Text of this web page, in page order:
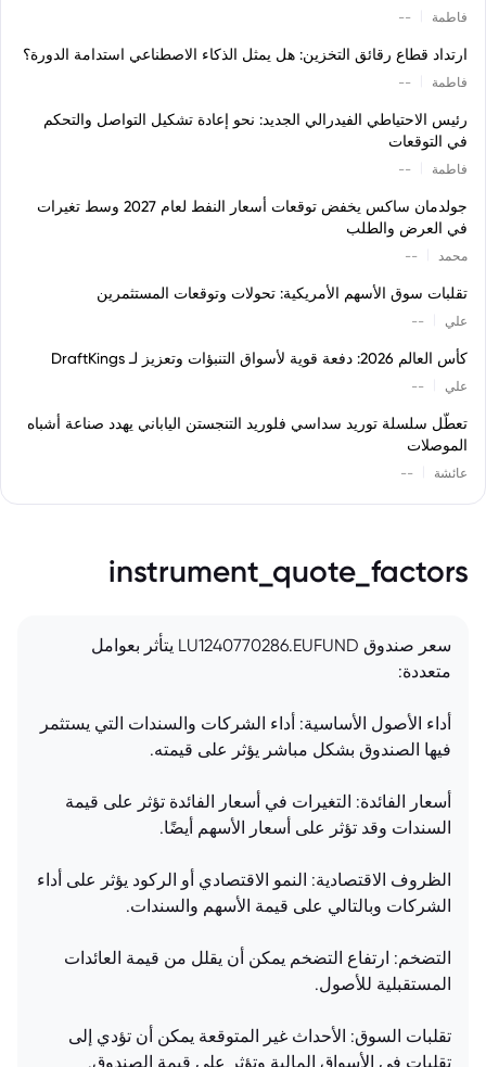
فاطمة --
ارتداد قطاع رقائق التخزين: هل يمثل الذكاء الاصطناعي استدامة الدورة؟
فاطمة --
رئيس الاحتياطي الفيدرالي الجديد: نحو إعادة تشكيل التواصل والتحكم
في التوقعات
فاطمة --
جولدمان ساكس يخفض توقعات أسعار النفط لعام 2027 وسط تغيرات
في العرض والطلب
محمد --
تقلبات سوق الأسهم الأمريكية: تحولات وتوقعات المستثمرين
علي --
كأس العالم 2026: دفعة قوية لأسواق التنبؤات وتعزيز لـ DraftKings
علي --
تعطّل سلسلة توريد سداسي فلوريد التنجستن الياباني يهدد صناعة أشباه
الموصلات
عائشة --
instrument_quote_factors
سعر صندوق LU1240770286.EUFUND يتأثر بعوامل
متعددة:
أداء الأصول الأساسية: أداء الشركات والسندات التي يستثمر
فيها الصندوق بشكل مباشر يؤثر على قيمته.
أسعار الفائدة: التغيرات في أسعار الفائدة تؤثر على قيمة
السندات وقد تؤثر على أسعار الأسهم أيضًا.
الظروف الاقتصادية: النمو الاقتصادي أو الركود يؤثر على أداء
الشركات وبالتالي على قيمة الأسهم والسندات.
التضخم: ارتفاع التضخم يمكن أن يقلل من قيمة العائدات
المستقبلية للأصول.
تقلبات السوق: الأحداث غير المتوقعة يمكن أن تؤدي إلى
تقلبات في الأسواق المالية وتؤثر على قيمة الصندوق.